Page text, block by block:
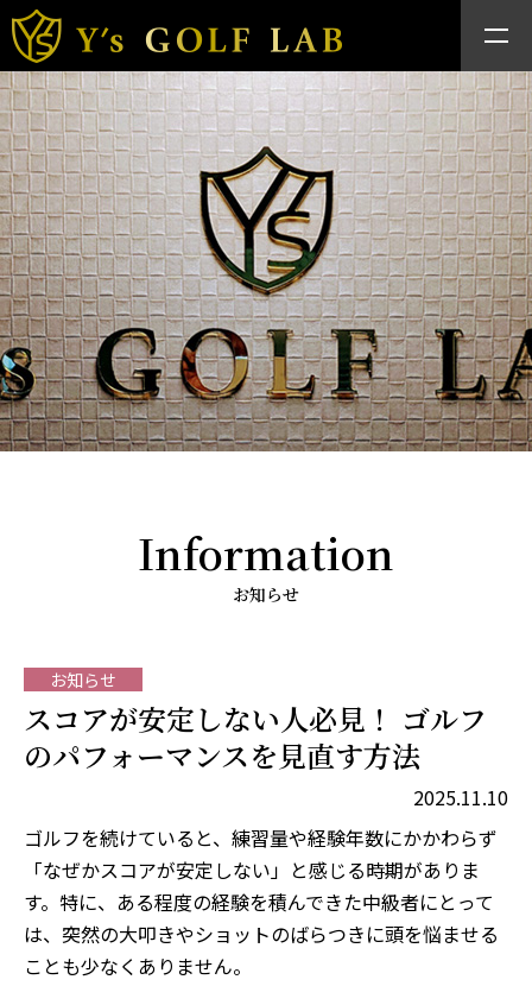
Information
お知らせ
お知らせ
スコアが安定しない人必見！ ゴルフ
のパフォーマンスを見直す方法
2025.11.10
ゴルフを続けていると、練習量や経験年数にかかわらず
「なぜかスコアが安定しない」と感じる時期がありま
す。特に、ある程度の経験を積んできた中級者にとって
は、突然の大叩きやショットのばらつきに頭を悩ませる
ことも少なくありません。